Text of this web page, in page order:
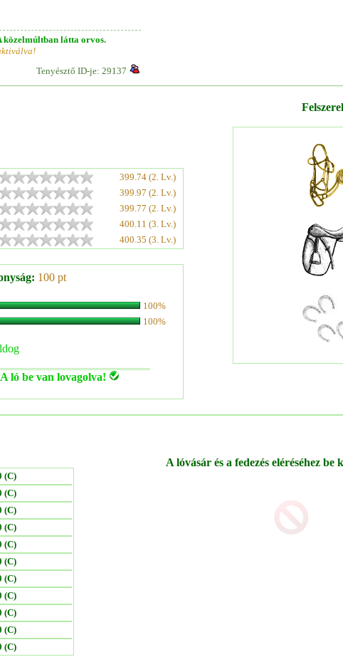
közelmúltban látta orvos.
Tenyésztő ID-je: 29137
399.74 (2. Lv.)
399.97 (2. Lv.)
399.77 (2. Lv.)
400.11 (3. Lv.)
400.35 (3. Lv.)
100 pt
100%
100%
A ló be van lovagolva!
(C)
(C)
(C)
(C)
(C)
(C)
(C)
(C)
(C)
(C)
(C)
A lóvásár és a fedezés eléréséhez be